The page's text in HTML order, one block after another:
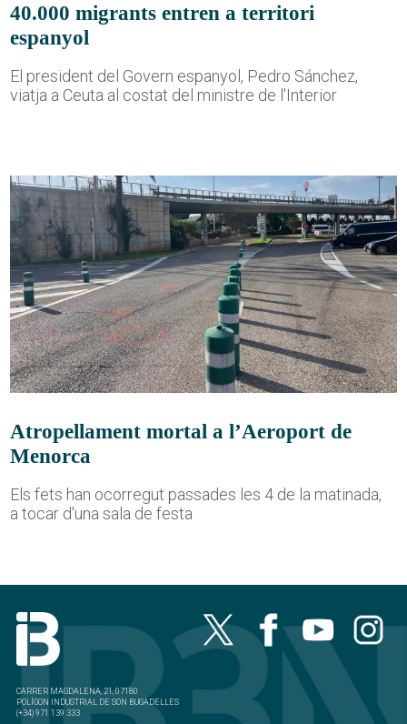
40.000 migrants entren a territori
espanyol
El president del Govern espanyol, Pedro Sánchez,
viatja a Ceuta al costat del ministre de l'Interior
Atropellament mortal a l’Aeroport de
Menorca
Els fets han ocorregut passades les 4 de la matinada,
a tocar d'una sala de festa
CARRER MAGDALENA, 21, 07180
POLÍGON INDUSTRIAL DE SON BUGADELLES
(+34) 971 139 333